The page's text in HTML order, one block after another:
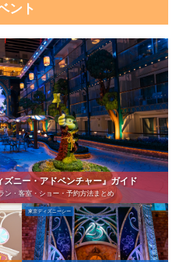
ント
ズニー・アドベンチャー』ガイド
ン・客室・ショー・予約方法まとめ
東京ディズニーシー